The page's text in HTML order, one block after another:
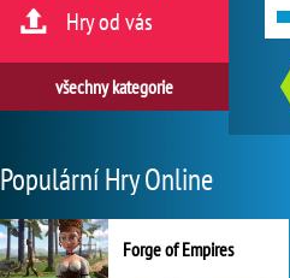
Hry od vás
všechny kategorie
Populární Hry Online
Forge of Empires